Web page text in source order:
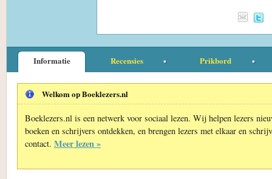
Informatie Recensies Prikbord
Welkom op Boeklezers.nl
Boeklezers.nl is een netwerk voor sociaal lezen. Wij helpen lezers
boeken en schrijvers ontdekken, en brengen lezers met elkaar en
contact. Meer lezen »